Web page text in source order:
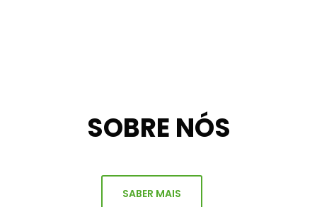
SOBRE NÓS
SABER MAIS